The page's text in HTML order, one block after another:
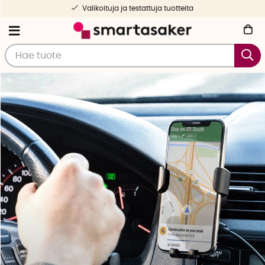
Ilmainen toimitus yli 50 € tilauksille